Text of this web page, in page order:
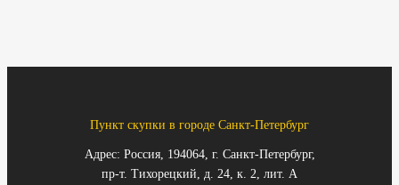
Пункт скупки в городе Санкт-Петербург
Адрес: Россия, 194064, г. Санкт-Петербург,
пр-т. Тихорецкий, д. 24, к. 2, лит. А